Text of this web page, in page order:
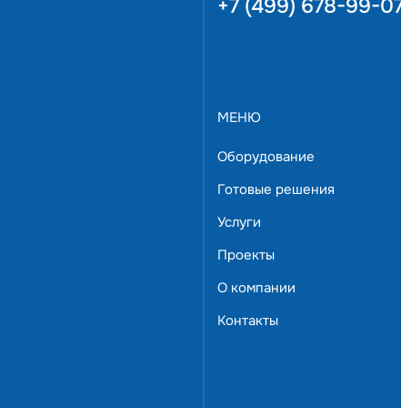
задачами, предложим варианты решения.
и доставим в пределах Москвы
+7 (499) 678-99-
МЕНЮ
Оборудование
Готовые решения
Услуги
Проекты
О компании
Контакты